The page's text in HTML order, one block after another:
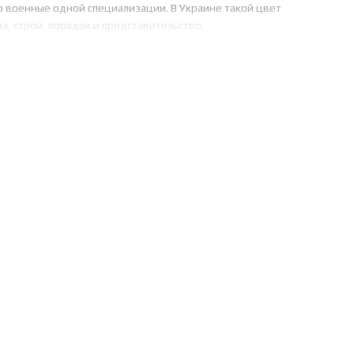
военные одной специализации. В Украине такой цвет
строй, порядок и представительство.